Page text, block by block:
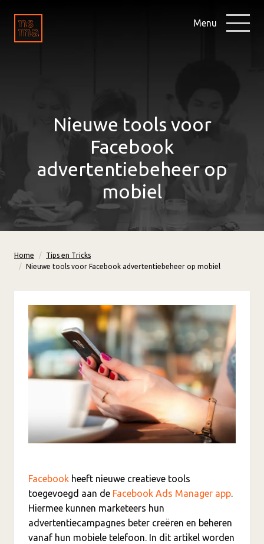
Menu
Nieuwe tools voor
Facebook
advertentiebeheer op
mobiel
Home
Tips en Tricks
Nieuwe tools voor Facebook advertentiebeheer op mobiel
Facebook heeft nieuwe creatieve tools
toegevoegd aan de Facebook Ads Manager app.
Hiermee kunnen marketeers hun
advertentiecampagnes beter creëren en beheren
vanaf hun mobiele telefoon. In dit artikel worden